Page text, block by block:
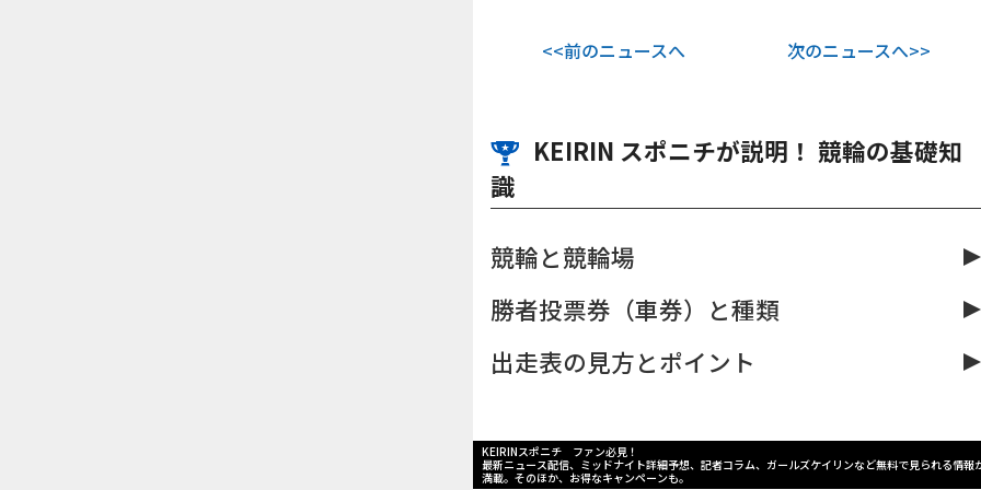
<<前のニュースへ 次のニュースへ>>
KEIRIN スポニチが説明！ 競輪の基礎知
識
競輪と競輪場
勝者投票券（車券）と種類
出走表の見方とポイント
KEIRINスポニチ ファン必見！
最新ニュース配信、ミッドナイト詳細予想、記者コラム、ガールズケイリンなど無料で見られる情報
満載。そのほか、お得なキャンペーンも。